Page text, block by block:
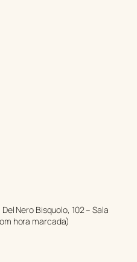
Nero Bisquolo, 102 – Sala
hora marcada)